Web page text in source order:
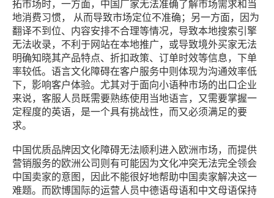
拓市场时，一方面，中国厂家无法准确了解市场需求和当
地消费习惯， 从而导致市场定位不准确；另一方面，因为
翻译不到位、内容安排不合理等情况，导致本地搜索引擎
无法收录，不利于网站在本地推广，或导致境外买家无法
明确知晓其产品特点、折扣政策、订单时效等信息，下单
率较低。语言文化障碍在客户服务中则体现为沟通效率低
下，影响客户体验。尤其对于面向小语种市场的出口企业
来说，客服人员既需要熟练使用当地语言，又需要掌握一
定程度的英语，是一个具有挑战性，而又必须满足的要
求。
中国优质品牌因文化障碍无法顺利进入欧洲市场，而提供
营销服务的欧洲公司则有可能因为文化冲突无法完全领会
中国卖家的意图，因此不能很好地帮助中国卖家解决这一
难题。而欧博国际的运营人员中德语母语和中文母语保持